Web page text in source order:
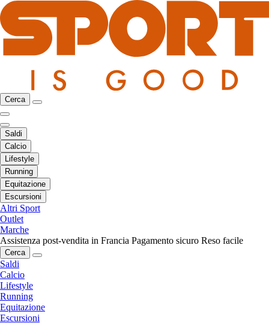
Cerca
Saldi
Calcio
Lifestyle
Running
Equitazione
Escursioni
Altri Sport
Outlet
Marche
Assistenza post-vendita in Francia Pagamento sicuro Reso facile
Cerca
Saldi
Calcio
Lifestyle
Running
Equitazione
Escursioni